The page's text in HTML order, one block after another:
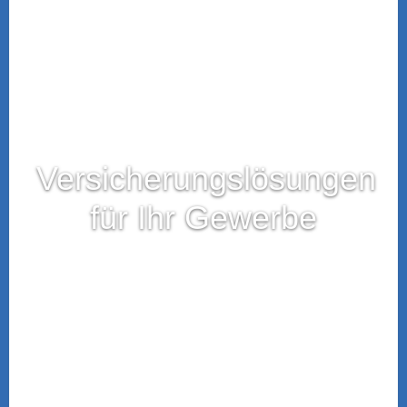
Versicherungslösungen
für Ihr Gewerbe